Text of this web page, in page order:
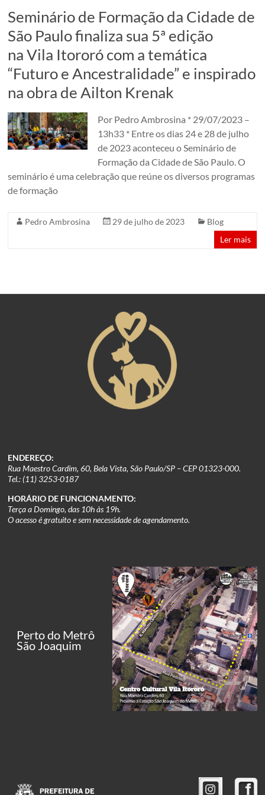
em
um
conjunto
de
edificações
dos
anos
São
Paulo,
Brazil
Seminário de Formação da Cidade de
São Paulo finaliza sua 5ª edição
na Vila Itororó com a temática
“Futuro e Ancestralidade” e inspirado
na obra de Ailton Krenak
Por Pedro Ambrosina * 29/07/2023 –
13h33 * Entre os dias 24 e 28 de julho
de 2023 aconteceu o Seminário de
Formação da Cidade de São Paulo. O
seminário é uma celebração que reúne os diversos programas
de formação
Pedro Ambrosina 29 de julho de 2023
Blog
Ler mais
ENDEREÇO:
Rua Maestro Cardim, 60, Bela Vista, São Paulo/SP – CEP 01323-000.
Tel.: (11) 3253-0187
HORÁRIO DE FUNCIONAMENTO:
Terça a Domingo, das 10h às 19h.
O acesso é gratuito e sem necessidade de agendamento.
Perto do Metrô
São Joaquim